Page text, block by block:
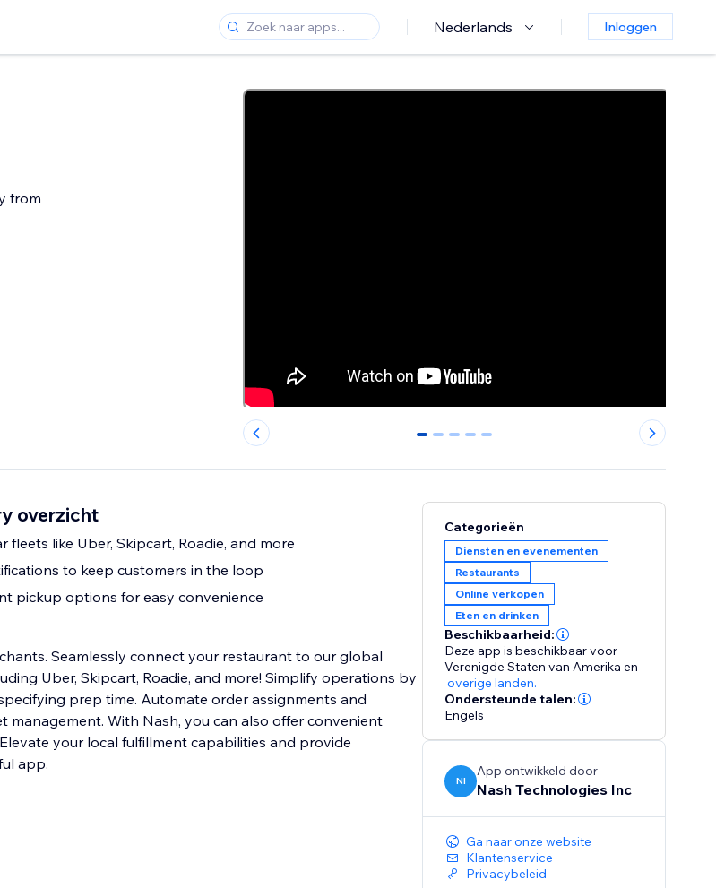
Nederlands Inloggen
from
0 1 2 3 4
overzicht
like Uber, Skipcart, Roadie, and more
to keep customers in the loop
pickup options for easy convenience
Seamlessly connect your restaurant to our global
Uber, Skipcart, Roadie, and more! Simplify operations by
prep time. Automate order assignments and
management. With Nash, you can also offer convenient
your local fulfillment capabilities and provide
app.
Categorieën
Diensten en evenementen
Restaurants
Online verkopen
Eten en drinken
Beschikbaarheid:
Deze app is beschikbaar voor
Verenigde Staten van Amerika en
overige landen.
Ondersteunde talen:
Engels
NI
App ontwikkeld door
Nash Technologies Inc
Ga naar onze website
Klantenservice
Privacybeleid